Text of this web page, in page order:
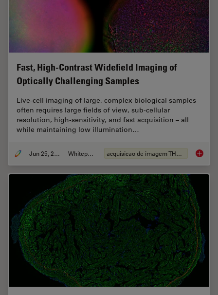
Fast, High-Contrast Widefield Imaging of
Optically Challenging Samples
Live‑cell imaging of large, complex biological samples
often requires large fields of view, sub-cellular
resolution, high-sensitivity, and fast acquisition – all
while maintaining low illumination…
Jun 25, 2026 Whitepaper acquisicao de imagem THUNDER Fast,